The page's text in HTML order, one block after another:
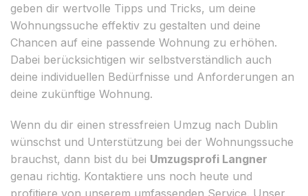
geben dir wertvolle Tipps und Tricks, um deine
Wohnungssuche effektiv zu gestalten und deine
Chancen auf eine passende Wohnung zu erhöhen.
Dabei berücksichtigen wir selbstverständlich auch
deine individuellen Bedürfnisse und Anforderungen an
deine zukünftige Wohnung.
Wenn du dir einen stressfreien Umzug nach Dublin
wünschst und Unterstützung bei der Wohnungssuche
brauchst, dann bist du bei Umzugsprofi Langner
genau richtig. Kontaktiere uns noch heute und
profitiere von unserem umfassenden Service. Unser